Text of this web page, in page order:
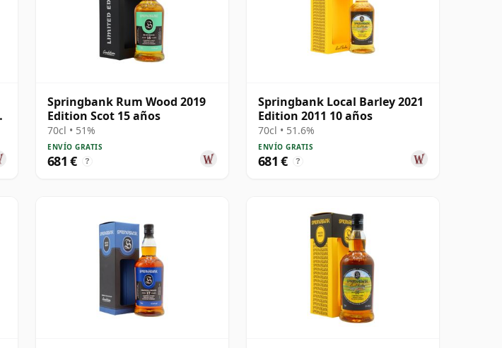
Springbank Rum Wood 2019
Edition Scot 15 años
70cl • 51%
ENVÍO GRATIS
681 € ?
Springbank Local Barley 2021
Edition 2011 10 años
70cl • 51.6%
ENVÍO GRATIS
681 € ?